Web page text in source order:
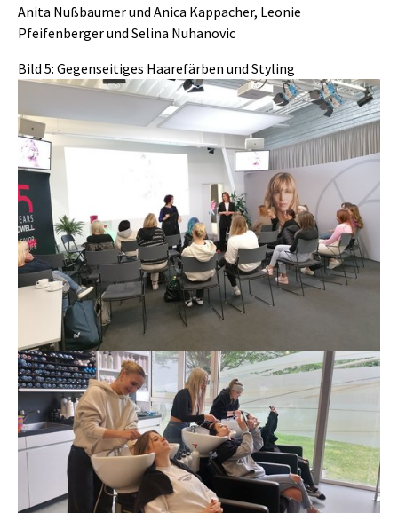
Show larger version
Show larger version
Anita Nußbaumer und Anica Kappacher, Leonie
Pfeifenberger und Selina Nuhanovic
Bild 5: Gegenseitiges Haarefärben und Styling